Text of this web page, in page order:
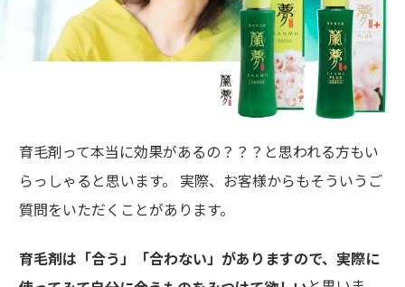
育毛剤って本当に効果があるの？？？と思われる方もい
らっしゃると思います。 実際、お客様からもそういうご
質問をいただくことがあります。
育毛剤は「合う」「合わない」がありますので、実際に